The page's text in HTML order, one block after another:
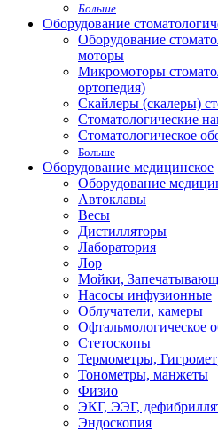
Больше
Оборудование
Оборудование
моторы
Микромоторы
ортопедия)
Скайлеры (скалеры)
Стоматологические
Стоматологическое
Больше
Оборудование медицинское
Оборудование
Автоклавы
Весы
Дистилляторы
Лаборатория
Лор
Мойки,
Насосы инфузионные
Облучатели, камеры
Офтальмологическое
Стетоскопы
Термометры,
Тонометры, манжеты
Физио
ЭКГ, ЭЭГ,
Эндоскопия